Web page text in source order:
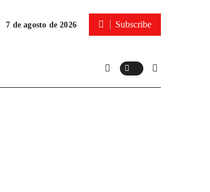
7 de agosto de 2026 Subscribe